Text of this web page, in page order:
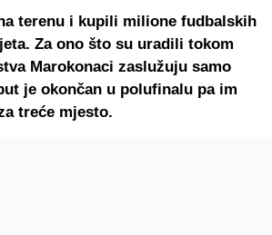
terenu i kupili milione fudbalskih
Za ono što su uradili tokom
Marokonaci zaslužuju samo
je okončan u polufinalu pa im
treće mjesto.